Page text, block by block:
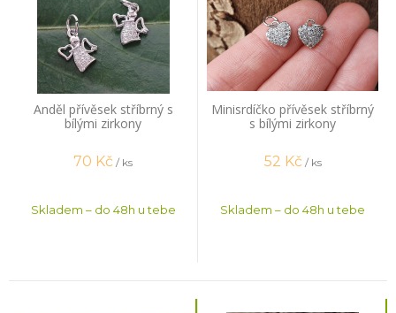
Anděl přívěsek stříbrný s
bílými zirkony
70 Kč / ks
Skladem – do 48h u tebe
Minisrdíčko přívěsek stříbrný
s bílými zirkony
52 Kč / ks
Skladem – do 48h u tebe